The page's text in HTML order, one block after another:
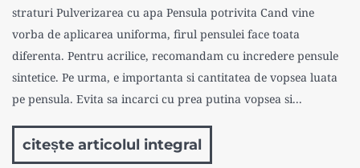
straturi Pulverizarea cu apa Pensula potrivita Cand vine
vorba de aplicarea uniforma, firul pensulei face toata
diferenta. Pentru acrilice, recomandam cu incredere pensule
sintetice. Pe urma, e importanta si cantitatea de vopsea luata
pe pensula. Evita sa incarci cu prea putina vopsea si...
citește articolul integral